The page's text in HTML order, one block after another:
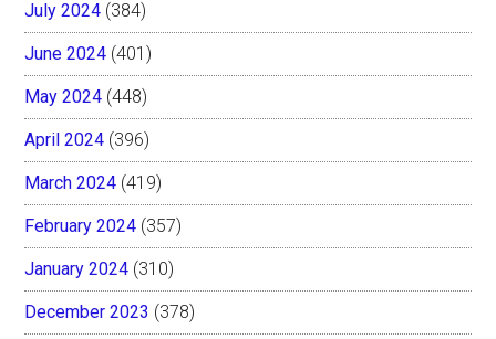
July 2024 (384)
June 2024 (401)
May 2024 (448)
April 2024 (396)
March 2024 (419)
February 2024 (357)
January 2024 (310)
December 2023 (378)